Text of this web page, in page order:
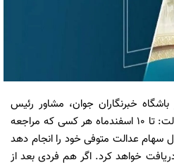
باشگاه خبرنگاران جوان، مشاور رئیس
سازمان بورس در امور سهام عدالت: تا ۱۰ اسفندماه هر کسی که مراجعه
سهام عدالت متوفی خود را انجام دهد
خواهد کرد. اگر هم فردی بعد از